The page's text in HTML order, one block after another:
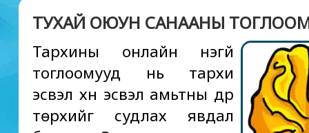
ТУХАЙ ОЮУН САНААНЫ
Тархины онлайн үнэгүй
тоглоомууд нь тархи
эсвэл хүн эсвэл амьтны дүр
төрхийг судлах явдал